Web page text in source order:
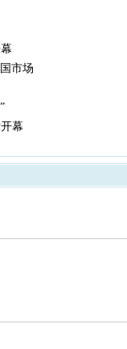
市场
幕